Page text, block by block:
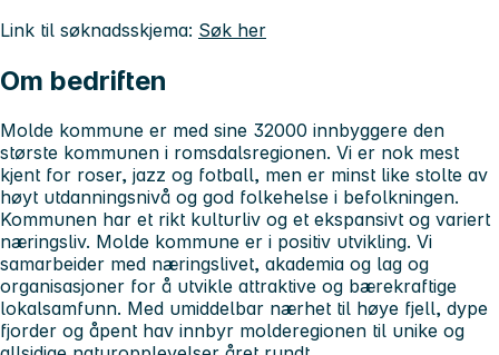
Link til søknadsskjema: Søk her
Om bedriften
Molde kommune er med sine 32000 innbyggere den
største kommunen i romsdalsregionen. Vi er nok mest
kjent for roser, jazz og fotball, men er minst like stolte av
høyt utdanningsnivå og god folkehelse i befolkningen.
Kommunen har et rikt kulturliv og et ekspansivt og variert
næringsliv. Molde kommune er i positiv utvikling. Vi
samarbeider med næringslivet, akademia og lag og
organisasjoner for å utvikle attraktive og bærekraftige
lokalsamfunn. Med umiddelbar nærhet til høye fjell, dype
fjorder og åpent hav innbyr molderegionen til unike og